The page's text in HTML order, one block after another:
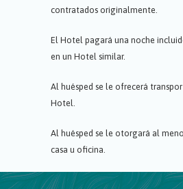
contratados originalmente.
El Hotel pagará una noche
en un Hotel similar.
Al huésped se le ofrecerá
Hotel.
Al huésped se le otorgará al
casa u oficina.